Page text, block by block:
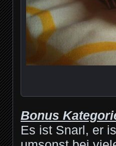
Bonus
Es ist Snarl, er